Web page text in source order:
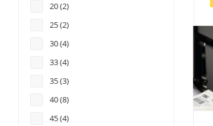
20 (2)
25 (2)
30 (4)
33 (4)
35 (3)
40 (8)
45 (4)